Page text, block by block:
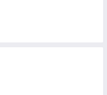
допоможуть вам з
виробництва. Сайт
тільки оригінальних
техніки високого класу,